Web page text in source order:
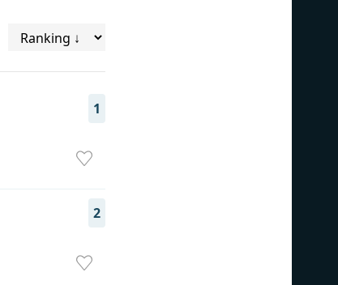
1
2